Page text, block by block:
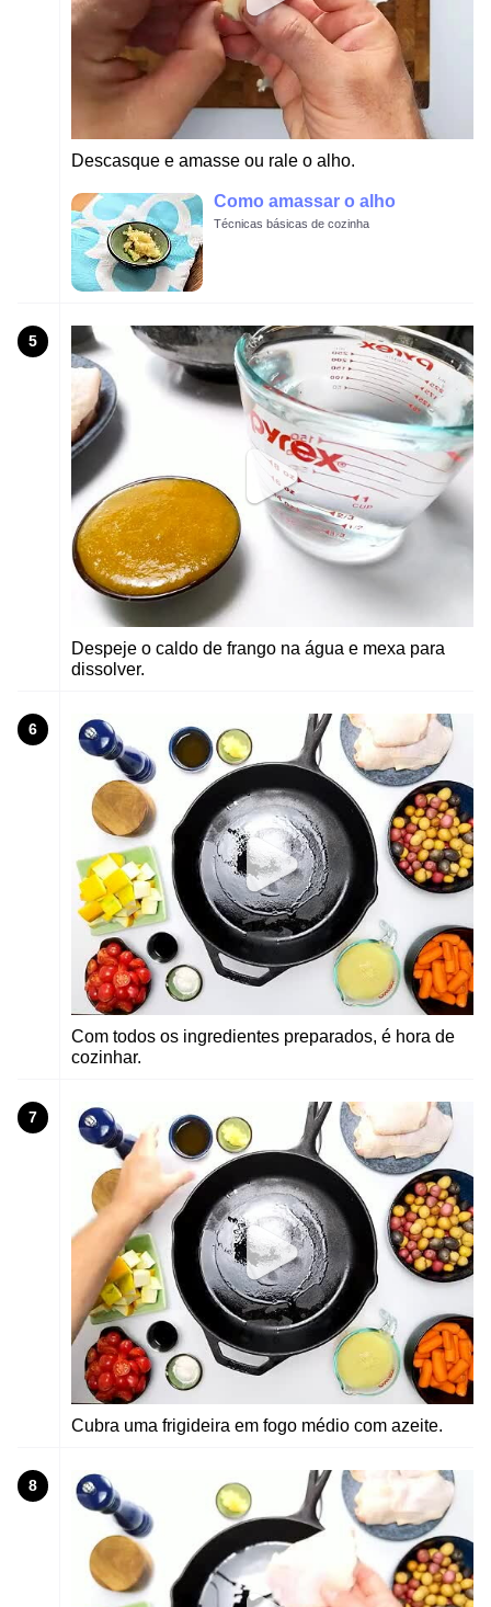
Descasque e amasse ou rale o alho.
Como amassar o alho
Técnicas básicas de cozinha
5
Despeje o caldo de frango na água e mexa para
dissolver.
6
Com todos os ingredientes preparados, é hora de
cozinhar.
7
Cubra uma frigideira em fogo médio com azeite.
8